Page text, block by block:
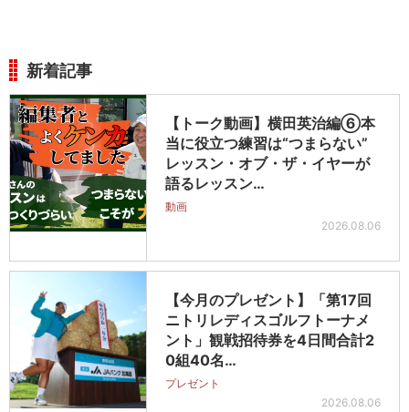
新着記事
【トーク動画】横田英治編⑥本
当に役立つ練習は“つまらない”
レッスン・オブ・ザ・イヤーが
語るレッスン…
動画
2026.08.06
【今月のプレゼント】「第17回
ニトリレディスゴルフトーナメ
ント」観戦招待券を4日間合計2
0組40名…
プレゼント
2026.08.06